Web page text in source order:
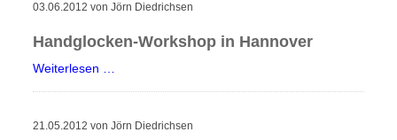
Nordamerika
Südamerika
Asien
Jyväskylä,
zu
in
03.06.2012 von Jörn Diedrichsen
Handglocken-Workshop in Hannover
Weiterlesen …
Workshop
Hannover
21.05.2012 von Jörn Diedrichsen